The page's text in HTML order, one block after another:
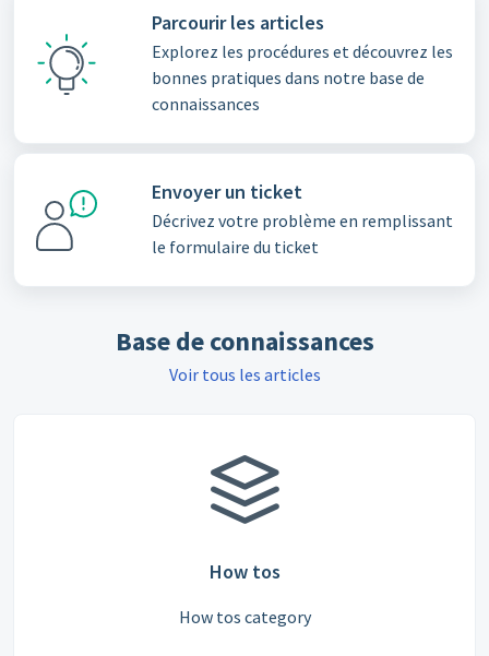
Parcourir les articles
Explorez les procédures et découvrez les
bonnes pratiques dans notre base de
connaissances
Envoyer un ticket
Décrivez votre problème en remplissant
le formulaire du ticket
Base de connaissances
Voir tous les articles
How tos
How tos category